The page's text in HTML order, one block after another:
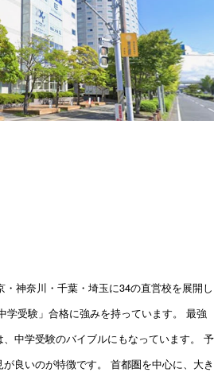
・神奈川・千葉・埼玉に34の直営校を展開し
学受験」合格に強みを持っています。 最強
中学受験のバイブルにもなっています。 予
良いのが特徴です。 首都圏を中心に、大き